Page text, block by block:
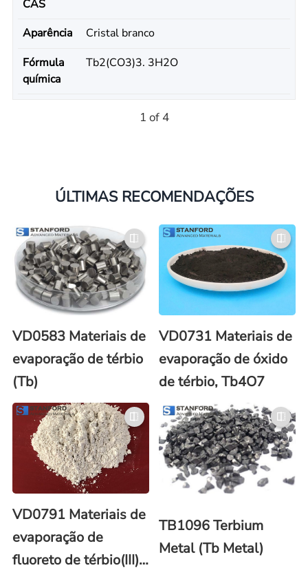
CAS
Aparência
Cristal branco
Fórmula
química
Tb2(CO3)3. 3H2O
1 of 4
ÚLTIMAS RECOMENDAÇÕES
VD0583 Materiais de
evaporação de térbio
(Tb)
VD0731 Materiais de
evaporação de óxido
de térbio, Tb4O7
VD0791 Materiais de
evaporação de
fluoreto de térbio(III)
TB1096 Terbium
Metal (Tb Metal)